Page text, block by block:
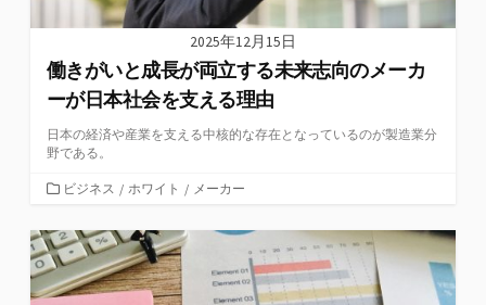
2025年12月15日
働きがいと成長が両立する未来志向のメーカ
ーが日本社会を支える理由
日本の経済や産業を支える中核的な存在となっているのが製造業分
野である。
カ
ゴ
リ
ー
ビジネス / ホワイト / メーカー